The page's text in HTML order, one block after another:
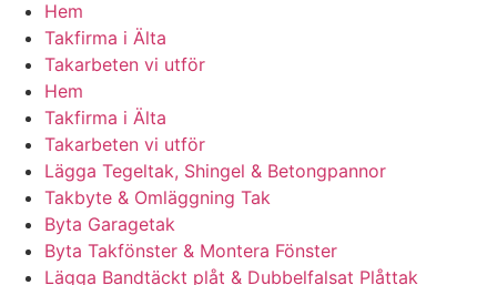
Hem
Takfirma i Älta
Takarbeten vi utför
Hem
Takfirma i Älta
Takarbeten vi utför
Lägga Tegeltak, Shingel & Betongpannor
Takbyte & Omläggning Tak
Byta Garagetak
Byta Takfönster & Montera Fönster
Lägga Bandtäckt plåt & Dubbelfalsat Plåttak